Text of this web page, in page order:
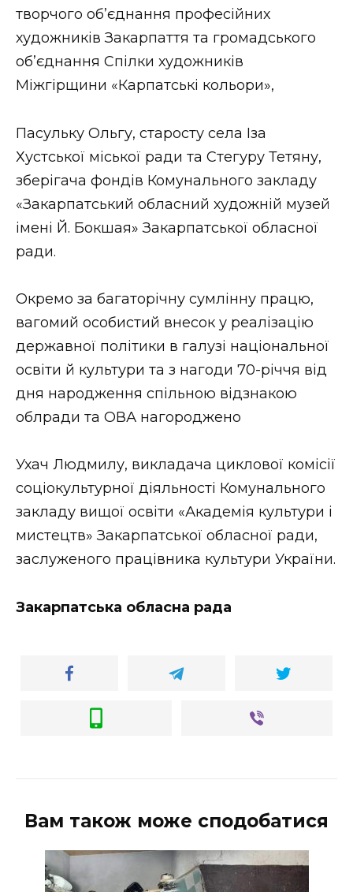
творчого об’єднання професійних
художників Закарпаття та громадського
об’єднання Спілки художників
Міжгірщини «Карпатські кольори»,
Пасульку Ольгу, старосту села Іза
Хустської міської ради та Стегуру Тетяну,
зберігача фондів Комунального закладу
«Закарпатський обласний художній музей
імені Й. Бокшая» Закарпатської обласної
ради.
Окремо за багаторічну сумлінну працю,
вагомий особистий внесок у реалізацію
державної політики в галузі національної
освіти й культури та з нагоди 70-річчя від
дня народження спільною відзнакою
облради та ОВА нагороджено
Ухач Людмилу, викладача циклової комісії
соціокультурної діяльності Комунального
закладу вищої освіти «Академія культури і
мистецтв» Закарпатської обласної ради,
заслуженого працівника культури України.
Закарпатська обласна рада
Вам також може сподобатися